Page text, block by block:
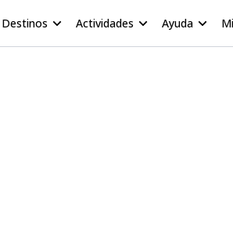
Destinos Actividades Ayuda